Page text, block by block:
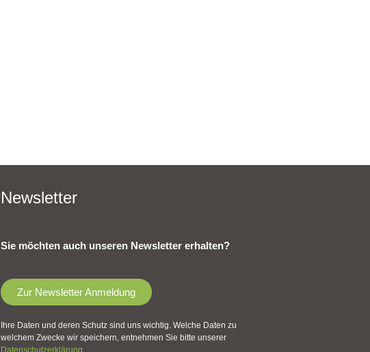
Newsletter
Sie möchten auch unseren Newsletter erhalten?
Zur Newsletter Anmeldung
Ihre Daten und deren Schutz sind uns wichtig. Welche Daten zu
welchem Zwecke wir speichern, entnehmen Sie bitte unserer
Datenschutzerklärung